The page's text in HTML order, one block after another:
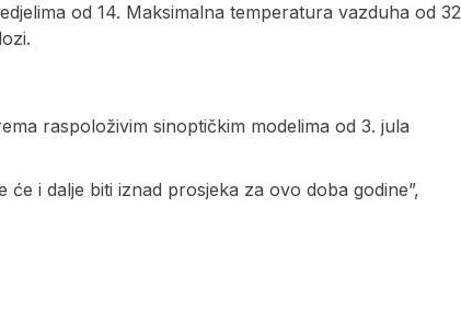
od 14. Maksimalna temperatura vazduha od 32
raspoloživim sinoptičkim modelima od 3. jula
i dalje biti iznad prosjeka za ovo doba godine”,